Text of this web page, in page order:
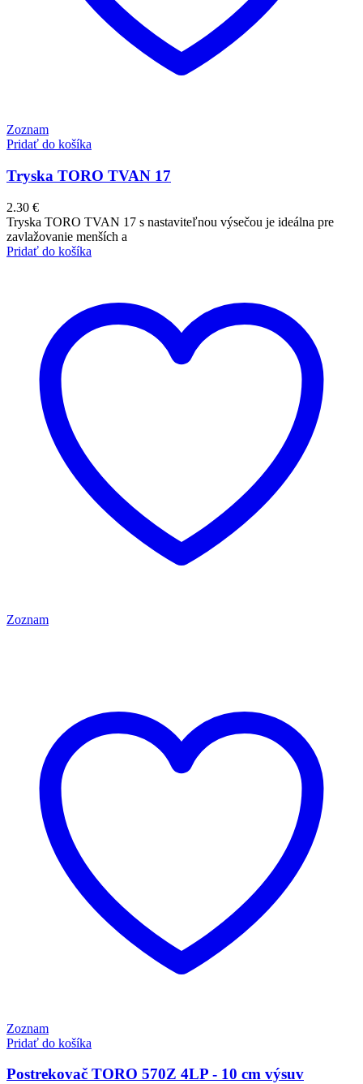
Zoznam
Pridať do košíka
Tryska TORO TVAN 17
2.30 €
Tryska TORO TVAN 17 s nastaviteľnou výsečou je ideálna pre
zavlažovanie menších a
Pridať do košíka
Zoznam
Zoznam
Pridať do košíka
Postrekovač TORO 570Z 4LP - 10 cm výsuv